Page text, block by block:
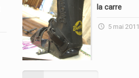
la carre
5 mai 2011